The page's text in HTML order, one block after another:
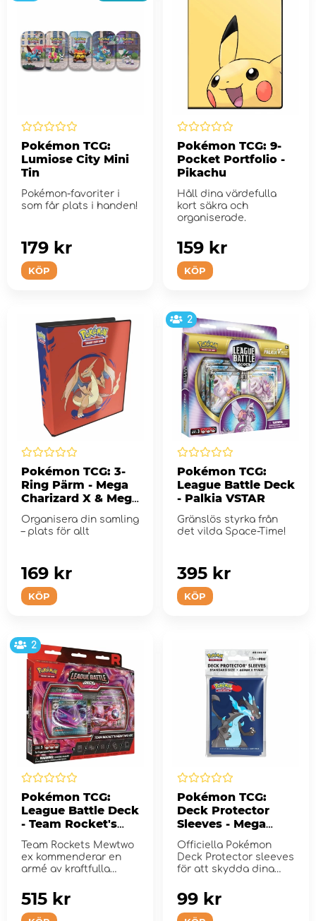
Pokémon TCG:
Lumiose City Mini
Tin
Pokémon-favoriter i
som får plats i handen!
KÖP
179 kr
Pokémon TCG: 9-
Pocket Portfolio -
Pikachu
Håll dina värdefulla
kort säkra och
organiserade.
KÖP
159 kr
Pokémon TCG: 3-
Ring Pärm - Mega
Charizard X & Mega
Charizard Y
Organisera din samling
– plats för allt
KÖP
169 kr
2
Pokémon TCG:
League Battle Deck
- Palkia VSTAR
Gränslös styrka från
det vilda Space-Time!
KÖP
395 kr
2
Pokémon TCG:
League Battle Deck
- Team Rocket's
Mewtwo ex
Team Rockets Mewtwo
ex kommenderar en
armé av kraftfulla
515 kr
Pokémon TCG:
Deck Protector
Sleeves - Mega
Charizard X
Officiella Pokémon
Deck Protector sleeves
för att skydda dina
99 kr